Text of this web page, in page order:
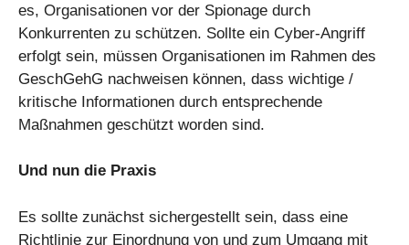
es, Organisationen vor der Spionage durch
Konkurrenten zu schützen. Sollte ein Cyber-Angriff
erfolgt sein, müssen Organisationen im Rahmen des
GeschGehG nachweisen können, dass wichtige /
kritische Informationen durch entsprechende
Maßnahmen geschützt worden sind.
Und nun die Praxis
Es sollte zunächst sichergestellt sein, dass eine
Richtlinie zur Einordnung von und zum Umgang mit